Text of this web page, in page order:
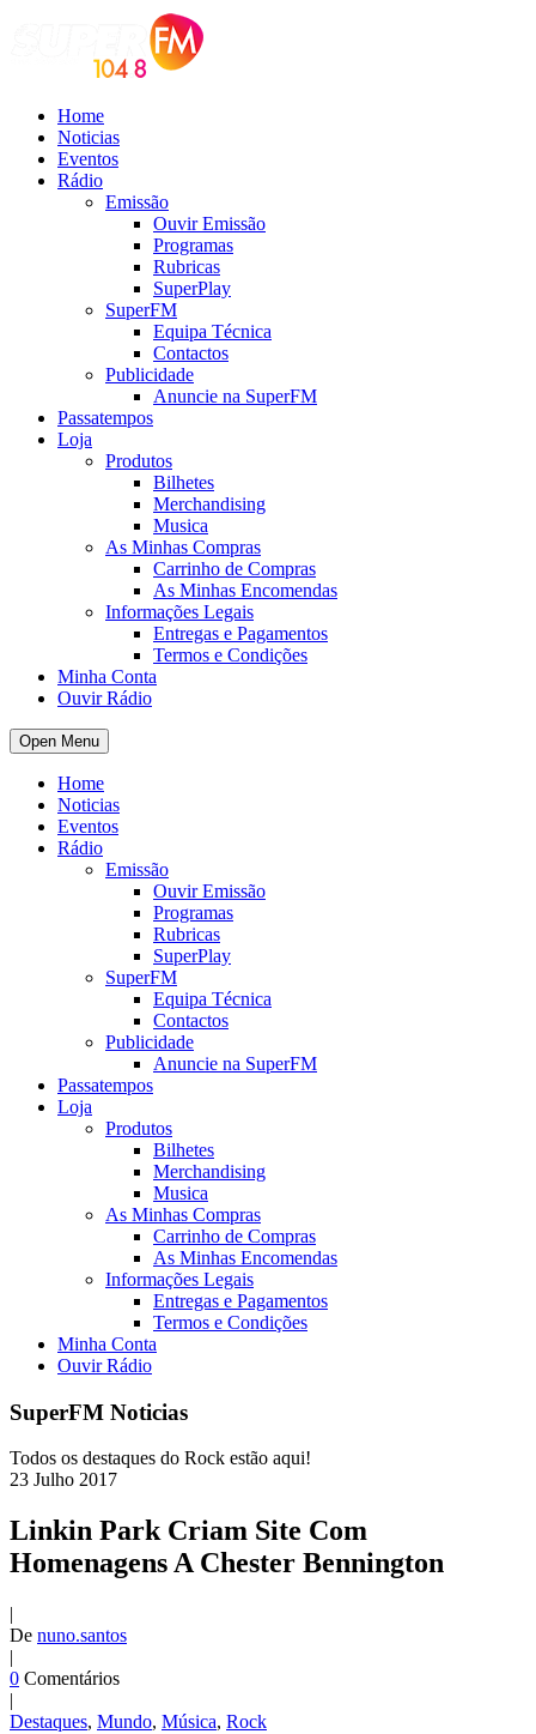
Home
Noticias
Eventos
Rádio
Emissão
Ouvir Emissão
Programas
Rubricas
SuperPlay
SuperFM
Equipa Técnica
Contactos
Publicidade
Anuncie na SuperFM
Passatempos
Loja
Produtos
Bilhetes
Merchandising
Musica
As Minhas Compras
Carrinho de Compras
As Minhas Encomendas
Informações Legais
Entregas e Pagamentos
Termos e Condições
Minha Conta
Ouvir Rádio
Open Menu
Home
Noticias
Eventos
Rádio
Emissão
Ouvir Emissão
Programas
Rubricas
SuperPlay
SuperFM
Equipa Técnica
Contactos
Publicidade
Anuncie na SuperFM
Passatempos
Loja
Produtos
Bilhetes
Merchandising
Musica
As Minhas Compras
Carrinho de Compras
As Minhas Encomendas
Informações Legais
Entregas e Pagamentos
Termos e Condições
Minha Conta
Ouvir Rádio
SuperFM Noticias
Todos os destaques do Rock estão aqui!
23 Julho 2017
Linkin Park Criam Site Com
Homenagens A Chester Bennington
|
De nuno.santos
|
0 Comentários
|
Destaques, Mundo, Música, Rock